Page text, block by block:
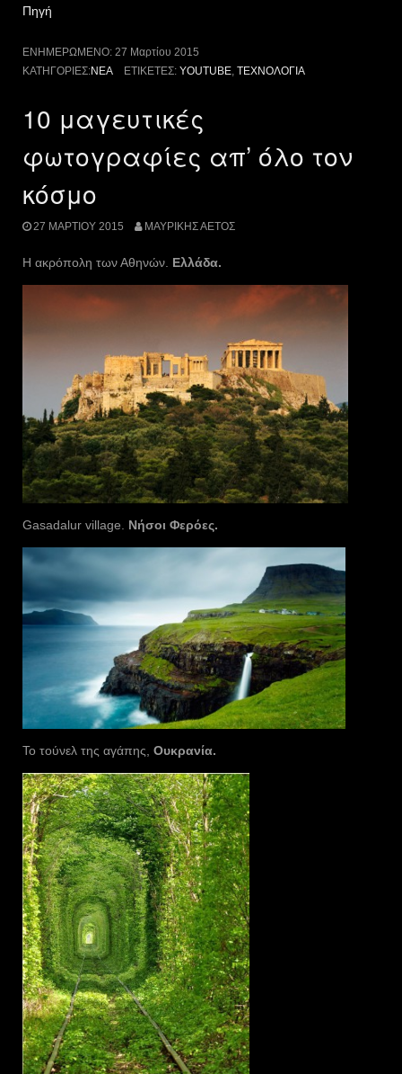
Πηγή
ΕΝΗΜΕΡΩΜΈΝΟ: 27 Μαρτίου 2015
ΚΑΤΗΓΟΡΊΕΣ:ΝΈΑ ΕΤΙΚΈΤΕΣ: YOUTUBE, ΤΕΧΝΟΛΟΓΊΑ
10 μαγευτικές
φωτογραφίες απ’ όλο τον
κόσμο
27 ΜΑΡΤΊΟΥ 2015 ΜΑΥΡΊΚΗΣ ΑΕΤΌΣ
Η ακρόπολη των Αθηνών. Ελλάδα.
Gasadalur village. Νήσοι Φερόες.
Το τούνελ της αγάπης, Ουκρανία.